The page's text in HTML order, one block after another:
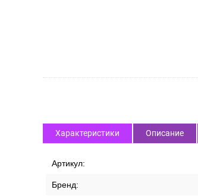
Характеристики Описание
Артикул:
Бренд: